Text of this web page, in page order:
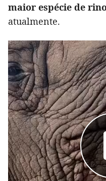
maior espécie de
atualmente.